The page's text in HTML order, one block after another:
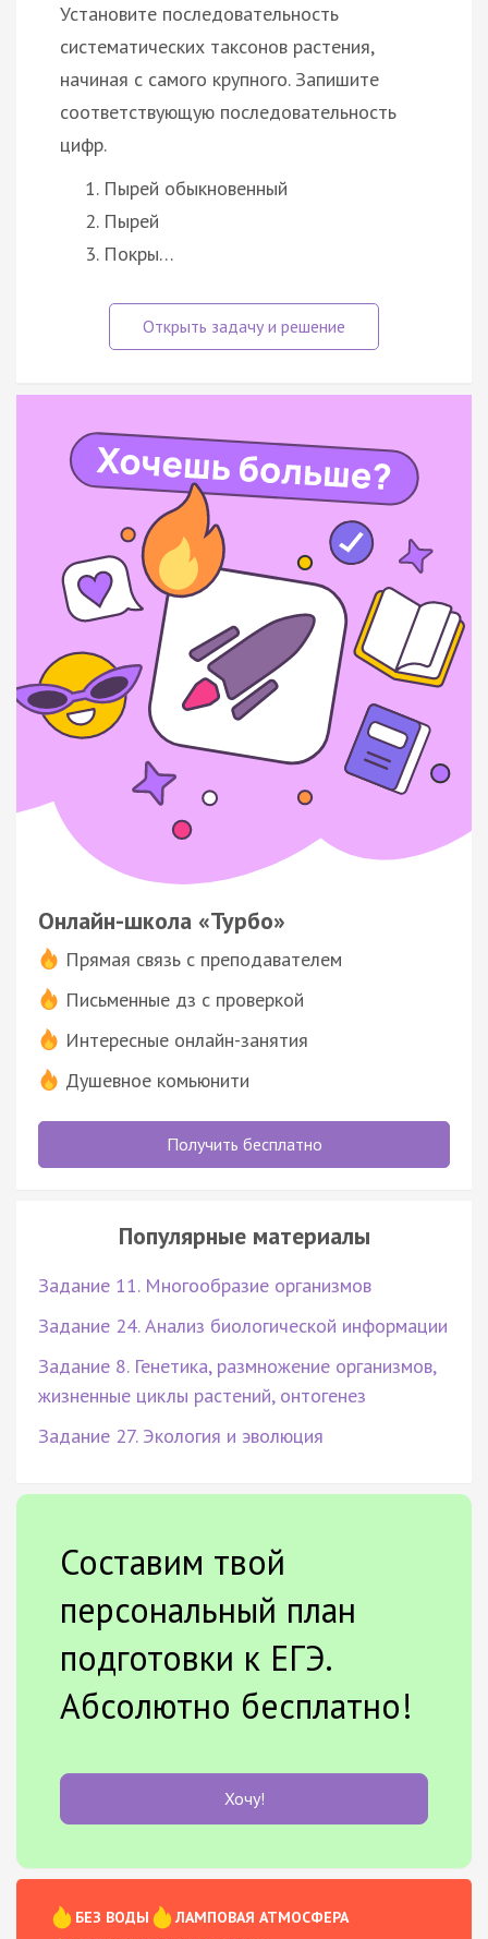
Установите последовательность
систематических таксонов растения,
начиная с самого крупного. Запишите
соответствующую последовательность
цифр.
Пырей обыкновенный
Пырей
Покры…
Онлайн-школа «Турбо»
Прямая связь с преподавателем
Письменные дз с проверкой
Интересные онлайн-занятия
Душевное комьюнити
Получить бесплатно
Популярные материалы
Задание 11. Многообразие организмов
Задание 24. Анализ биологической информации
Задание 8. Генетика, размножение организмов,
жизненные циклы растений, онтогенез
Задание 27. Экология и эволюция
Составим твой
персональный план
подготовки к ЕГЭ.
Абсолютно бесплатно!
Хочу!
БЕЗ ВОДЫ
ЛАМПОВАЯ АТМОСФЕРА